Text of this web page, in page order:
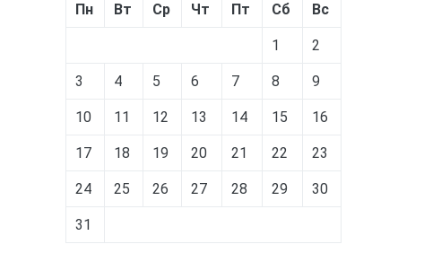
Пн Вт Ср Чт Пт Сб Вс
1 2
3 4 5 6 7 8 9
10 11 12 13 14 15 16
17 18 19 20 21 22 23
24 25 26 27 28 29 30
31